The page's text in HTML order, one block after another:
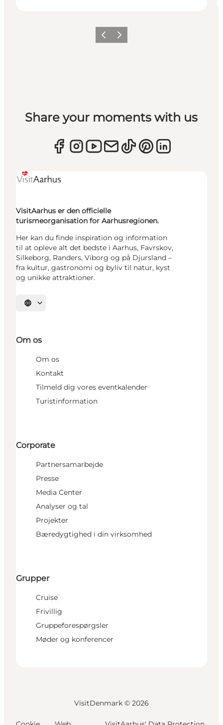
ForrigeNæste
Share your moments with us
VisitAarhus er den officielle
turismeorganisation for Aarhusregionen.
Her kan du finde inspiration og information
til at opleve alt det bedste i Aarhus, Favrskov,
Silkeborg, Randers, Viborg og på Djursland –
fra kultur, gastronomi og byliv til natur, kyst
og unikke attraktioner.
Vælg sprog
Om os
Om os
Kontakt
Tilmeld dig vores eventkalender
Turistinformation
Corporate
Partnersamarbejde
Presse
Media Center
Analyser og tal
Projekter
Bæredygtighed i din virksomhed
Grupper
Cruise
Frivillig
Gruppeforespørgsler
Møder og konferencer
VisitDenmark © 2026